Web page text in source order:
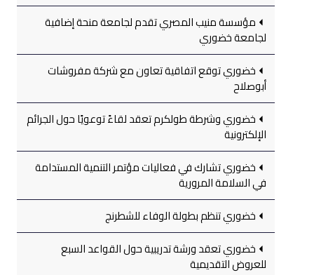
مؤسسة منيب المصري تقدم لجامعة منحة إضافية
لجامعة خضوري
خضوري توقع اتفاقية تعاون مع شركة مفروشات
أبوصلاح
خضوري وشرطة طولكرم تعقد لقاءً توعويًا حول الجرائم
الإلكترونية
خضوري تشارك في فعاليات مؤتمر التنمية المستدامة
في السلامة المرورية
خضوري تنظم بطولة الوفاء للشطرنج
خضوري تعقد ورشة تدريبية حول القواعد السبع
للعروض التقديمية